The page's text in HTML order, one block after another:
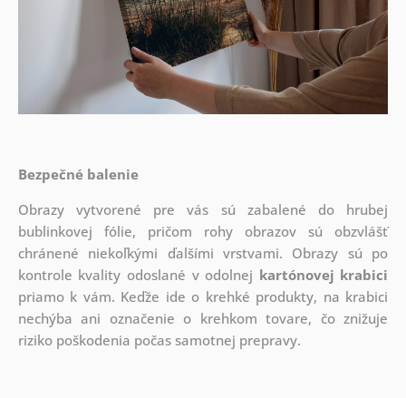
Bezpečné balenie
Obrazy vytvorené pre vás sú zabalené do hrubej
bublinkovej fólie, pričom rohy obrazov sú obzvlášť
chránené niekoľkými ďalšími vrstvami. Obrazy sú po
kontrole kvality odoslané v odolnej kartónovej krabici
priamo k vám. Keďže ide o krehké produkty, na krabici
nechýba ani označenie o krehkom tovare, čo znižuje
riziko poškodenia počas samotnej prepravy.